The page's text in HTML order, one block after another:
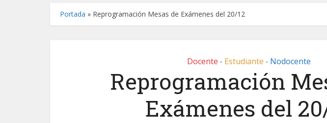
Portada » Reprogramación Mesas de Exámenes del 20/12
Docente • Estudiante • Nodocente
Reprogramación
Exámenes del